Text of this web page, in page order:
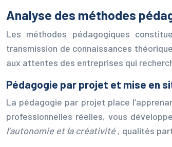
Analyse des méthodes
Les méthodes pédagogiques
transmission de connaissances
aux attentes des entreprises qui
Pédagogie par projet et mise en
La pédagogie par projet place
professionnelles réelles, vous
l’autonomie et la créativité , qualités